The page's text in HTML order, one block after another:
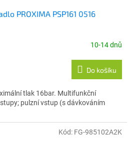
PROXIMA PSP161 0516
10-14 dnů
Do košíku
tlak 16bar. Multifunkční
pulzní vstup (s dávkováním
Kód: FG-985102A2K